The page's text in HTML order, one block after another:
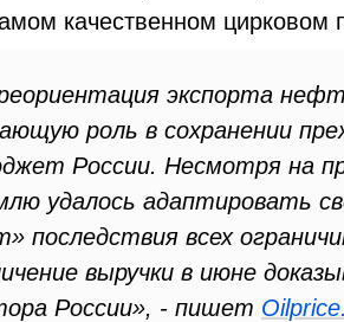
качественном цирковом
экспорта
роль в сохранении
России. Несмотря на
удалось адаптировать
последствия всех
выручки в июне
России», - пишет